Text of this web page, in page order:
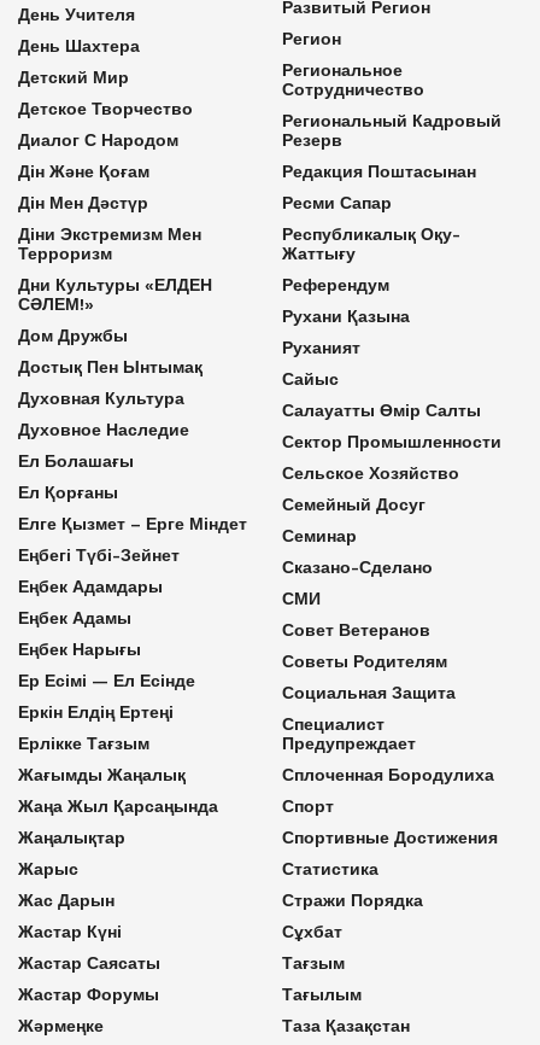
День Учителя
День Шахтера
Детский Мир
Детское Творчество
Диалог С Народом
Дін Және Қоғам
Дін Мен Дәстүр
Діни Экстремизм Мен
Терроризм
Дни Культуры «ЕЛДЕН
СӘЛЕМ!»
Дом Дружбы
Достық Пен Ынтымақ
Духовная Культура
Духовное Наследие
Ел Болашағы
Ел Қорғаны
Елге Қызмет – Ерге Міндет
Еңбегі Түбі-Зейнет
Еңбек Адамдары
Еңбек Адамы
Еңбек Нарығы
Ер Есімі — Ел Есінде
Еркін Елдің Ертеңі
Ерлікке Тағзым
Жағымды Жаңалық
Жаңа Жыл Қарсаңында
Жаңалықтар
Жарыс
Жас Дарын
Жастар Күні
Жастар Саясаты
Жастар Форумы
Жәрмеңке
Развитый Регион
Регион
Региональное
Сотрудничество
Региональный Кадровый
Резерв
Редакция Поштасынан
Ресми Сапар
Республикалық Оқу-
Жаттығу
Референдум
Рухани Қазына
Руханият
Сайыс
Салауатты Өмір Салты
Сектор Промышленности
Сельское Хозяйство
Семейный Досуг
Семинар
Сказано-Сделано
СМИ
Совет Ветеранов
Советы Родителям
Социальная Защита
Специалист
Предупреждает
Сплоченная Бородулиха
Спорт
Спортивные Достижения
Статистика
Стражи Порядка
Сұхбат
Тағзым
Тағылым
Таза Қазақстан